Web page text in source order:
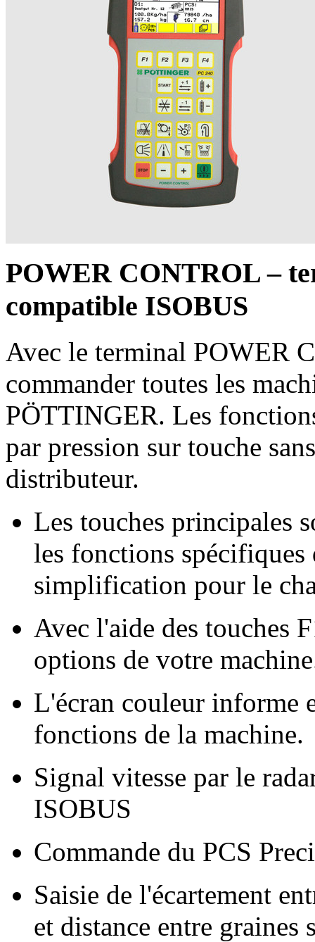
POWER CONTROL –
compatible ISOBUS
Avec le terminal POWER
commander toutes les
PÖTTINGER. Les
par pression sur touche
distributeur.
Les touches principales
les fonctions spécifiques
simplification pour le
Avec l'aide des touches
options de votre
L'écran couleur informe
fonctions de la machine.
Signal vitesse par le
ISOBUS
Commande du PCS
Saisie de l'écartement
et distance entre graines